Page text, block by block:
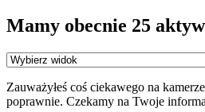
Mamy obecnie 25
Zauważyłeś coś ciekawego na
poprawnie. Czekamy na Twoje